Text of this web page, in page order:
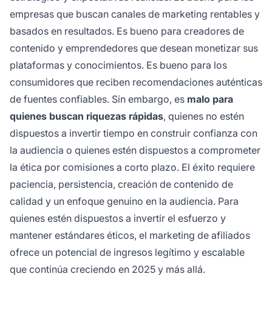
empresas que buscan canales de marketing rentables y
basados en resultados. Es bueno para creadores de
contenido y emprendedores que desean monetizar sus
plataformas y conocimientos. Es bueno para los
consumidores que reciben recomendaciones auténticas
de fuentes confiables. Sin embargo, es malo para
quienes buscan riquezas rápidas, quienes no estén
dispuestos a invertir tiempo en construir confianza con
la audiencia o quienes estén dispuestos a comprometer
la ética por comisiones a corto plazo. El éxito requiere
paciencia, persistencia, creación de contenido de
calidad y un enfoque genuino en la audiencia. Para
quienes estén dispuestos a invertir el esfuerzo y
mantener estándares éticos, el marketing de afiliados
ofrece un potencial de ingresos legítimo y escalable
que continúa creciendo en 2025 y más allá.